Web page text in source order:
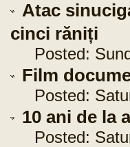
Atac
cinci răniți
Posted:
Film
Posted:
10 ani de la
Posted: